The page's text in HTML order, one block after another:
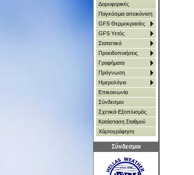
Δορυφορικές
Παγκόσμια απεικόνιση
GFS Θερμοκρασίες
GFS Υετός
Στατιστικά
Προειδοποιήσεις
Γραφήματα
Πρόγνωση
Ημερολόγιο
Επικοινωνία
Σύνδεσμοι
Σχετικά-Εξοπλισμός
Κατάσταση Σταθμού
Χάρτoγράφηση
Σύνδεσμοι